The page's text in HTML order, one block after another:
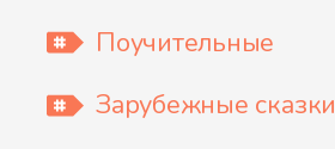
Поучительные
Зарубежные сказки